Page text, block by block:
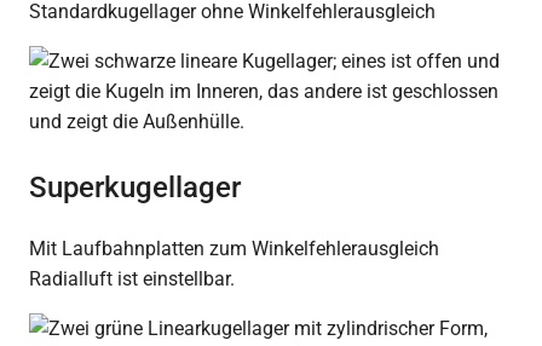
Standardkugellager ohne Winkelfehlerausgleich
Superkugellager
Mit Laufbahnplatten zum Winkelfehlerausgleich
Radialluft ist einstellbar.